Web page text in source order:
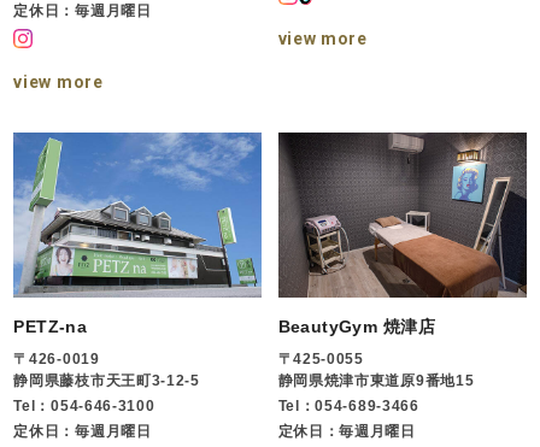
定休日：毎週月曜日
view more
view more
PETZ-na
〒426-0019
静岡県藤枝市天王町3-12-5
Tel：054-646-3100
定休日：毎週月曜日
BeautyGym 焼津店
〒425-0055
静岡県焼津市東道原9番地15
Tel：054-689-3466
定休日：毎週月曜日